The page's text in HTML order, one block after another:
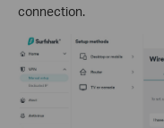
connection.